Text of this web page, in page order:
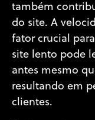
também
do site. A
fator crucial
site lento pode
antes mesmo
resultando em
clientes.